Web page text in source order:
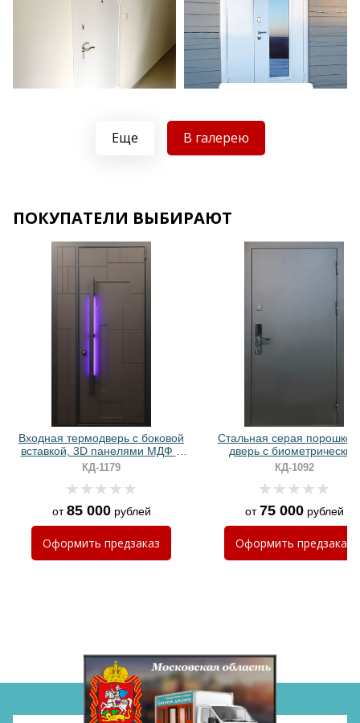
Хочу такую
Хочу такую
Хочу такую
Хочу такую
Хочу такую
Еще В галерею
ПОКУПАТЕЛИ ВЫБИРАЮТ
Входная термодверь с боковой
вставкой, 3D панелями МДФ и
ручкой с подсветкой
КД-1179
от85 000рублей
Оформить предзаказ
Стальная серая
дверь с биометрическим
электронным замком
КД-1092
от75 000рублей
Оформить предзаказ